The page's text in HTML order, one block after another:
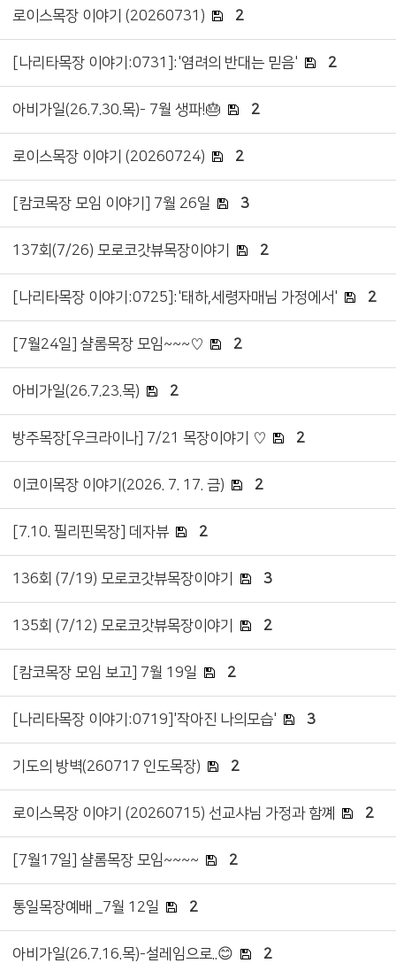
로이스목장 이야기 (20260731) 2
[나리타목장 이야기:0731]:'염려의 반대는 믿음' 2
아비가일(26.7.30.목)- 7월 생파!🎂 2
로이스목장 이야기 (20260724) 2
[캄코목장 모임 이야기] 7월 26일 3
137회(7/26) 모로코갓뷰목장이야기 2
[나리타목장 이야기:0725]:'태하,세령자매님 가정에서' 2
[7월24일] 샬롬목장 모임~~~♡ 2
아비가일(26.7.23.목) 2
방주목장[우크라이나] 7/21 목장이야기 ♡ 2
이코이목장 이야기(2026. 7. 17. 금) 2
[7.10. 필리핀목장] 데자뷰 2
136회 (7/19) 모로코갓뷰목장이야기 3
135회 (7/12) 모로코갓뷰목장이야기 2
[캄코목장 모임 보고] 7월 19일 2
[나리타목장 이야기:0719]'작아진 나의모습' 3
기도의 방벽(260717 인도목장) 2
로이스목장 이야기 (20260715) 선교샤님 가정과 함꼐 2
[7월17일] 샬롬목장 모임~~~~ 2
통일목장예배 _7월 12일 2
아비가일(26.7.16.목)-설레임으로..😊 2